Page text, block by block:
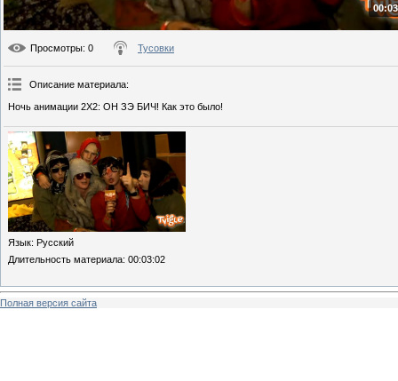
Просмотры: 0 Тусовки
Описание материала:
Ночь анимации 2Х2: ОН ЗЭ БИЧ! Как это было!
Язык: Русский
Длительность материала: 00:03:02
Полная версия сайта